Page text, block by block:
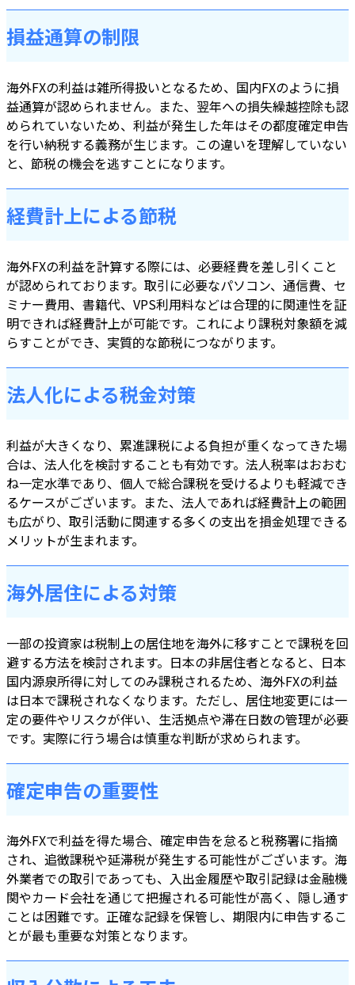
損益通算の制限
海外FXの利益は雑所得扱いとなるため、国内FXのように損
益通算が認められません。また、翌年への損失繰越控除も認
められていないため、利益が発生した年はその都度確定申告
を行い納税する義務が生じます。この違いを理解していない
と、節税の機会を逃すことになります。
経費計上による節税
海外FXの利益を計算する際には、必要経費を差し引くこと
が認められております。取引に必要なパソコン、通信費、セ
ミナー費用、書籍代、VPS利用料などは合理的に関連性を証
明できれば経費計上が可能です。これにより課税対象額を減
らすことができ、実質的な節税につながります。
法人化による税金対策
利益が大きくなり、累進課税による負担が重くなってきた場
合は、法人化を検討することも有効です。法人税率はおおむ
ね一定水準であり、個人で総合課税を受けるよりも軽減でき
るケースがございます。また、法人であれば経費計上の範囲
も広がり、取引活動に関連する多くの支出を損金処理できる
メリットが生まれます。
海外居住による対策
一部の投資家は税制上の居住地を海外に移すことで課税を回
避する方法を検討されます。日本の非居住者となると、日本
国内源泉所得に対してのみ課税されるため、海外FXの利益
は日本で課税されなくなります。ただし、居住地変更には一
定の要件やリスクが伴い、生活拠点や滞在日数の管理が必要
です。実際に行う場合は慎重な判断が求められます。
確定申告の重要性
海外FXで利益を得た場合、確定申告を怠ると税務署に指摘
され、追徴課税や延滞税が発生する可能性がございます。海
外業者での取引であっても、入出金履歴や取引記録は金融機
関やカード会社を通じて把握される可能性が高く、隠し通す
ことは困難です。正確な記録を保管し、期限内に申告するこ
とが最も重要な対策となります。